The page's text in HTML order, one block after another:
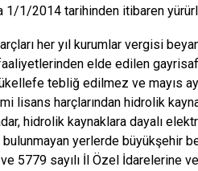
1/1/2014 tarihinden itibaren
her yıl kurumlar vergisi
elde edilen
tebliğ edilmez ve mayıs
lisans harçlarından hidrolik
hidrolik kaynaklara dayalı
yerlerde büyükşehir
5779 sayılı İl Özel İdarelerine